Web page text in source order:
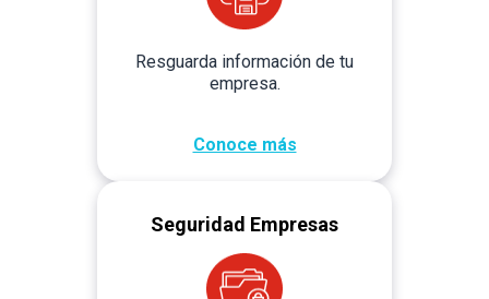
Resguarda información de tu
empresa.
Conoce más
Seguridad Empresas